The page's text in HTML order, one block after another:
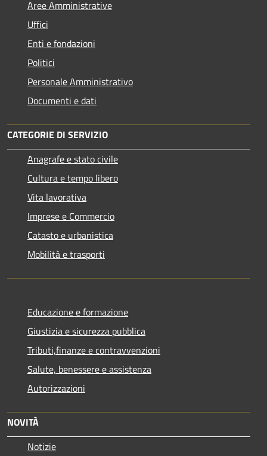
Aree Amministrative
Uffici
Enti e fondazioni
Politici
Personale Amministrativo
Documenti e dati
CATEGORIE DI SERVIZIO
Anagrafe e stato civile
Cultura e tempo libero
Vita lavorativa
Imprese e Commercio
Catasto e urbanistica
Mobilità e trasporti
Educazione e formazione
Giustizia e sicurezza pubblica
Tributi,finanze e contravvenzioni
Salute, benessere e assistenza
Autorizzazioni
NOVITÀ
Notizie